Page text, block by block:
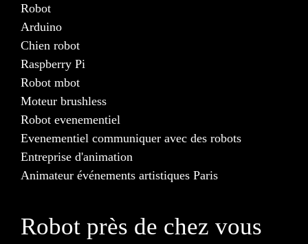
Robot
Arduino
Chien robot
Raspberry Pi
Robot mbot
Moteur brushless
Robot evenementiel
Evenementiel communiquer avec des robots
Entreprise d'animation
Animateur événements artistiques Paris
Robot près de chez vous